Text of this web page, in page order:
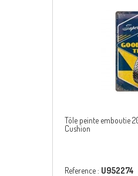
Tôle peinte emboutie
Cushion
Reference : U952274